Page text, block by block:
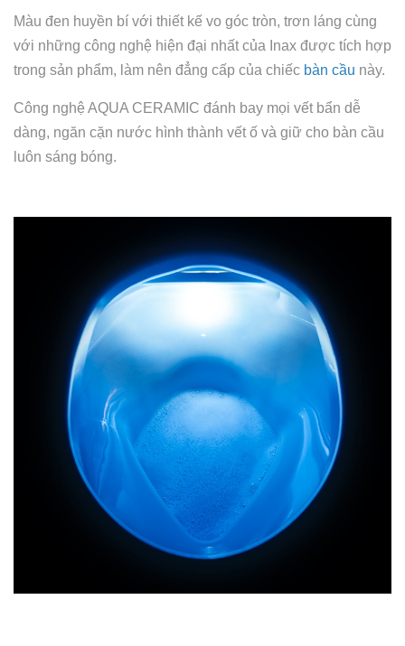
Màu đen huyền bí với thiết kế vo góc tròn, trơn láng cùng
với những công nghệ hiện đại nhất của Inax được tích hợp
trong sản phẩm, làm nên đẳng cấp của chiếc bàn cầu này.
Công nghệ AQUA CERAMIC đánh bay mọi vết bẩn dễ
dàng, ngăn cặn nước hình thành vết ố và giữ cho bàn cầu
luôn sáng bóng.